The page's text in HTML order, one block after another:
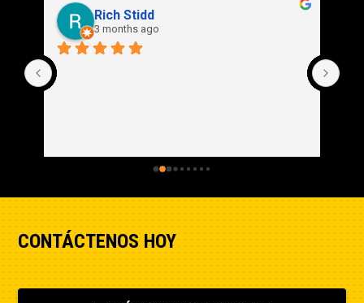
Rich Stidd
3 months ago
CONTÁCTENOS HOY